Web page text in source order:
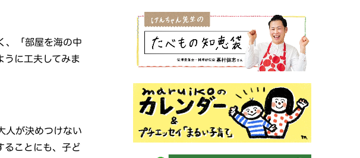
、「部屋を海の中
うに工夫してみま
人が決めつけない
ることにも、子ど